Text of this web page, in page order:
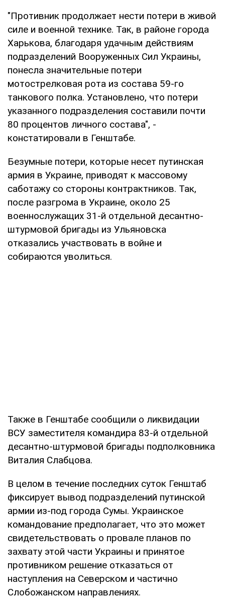
"Противник продолжает нести потери в живой
силе и военной технике. Так, в районе города
Харькова, благодаря удачным действиям
подразделений Вооруженных Сил Украины,
понесла значительные потери
мотострелковая рота из состава 59-го
танкового полка. Установлено, что потери
указанного подразделения составили почти
80 процентов личного состава", -
констатировали в Генштабе.
Безумные потери, которые несет путинская
армия в Украине, приводят к массовому
саботажу со стороны контрактников. Так,
после разгрома в Украине, около 25
военнослужащих 31-й отдельной десантно-
штурмовой бригады из Ульяновска
отказались участвовать в войне и
собираются уволиться.
Также в Генштабе сообщили о ликвидации
ВСУ заместителя командира 83-й отдельной
десантно-штурмовой бригады подполковника
Виталия Слабцова.
В целом в течение последних суток Генштаб
фиксирует вывод подразделений путинской
армии из-под города Сумы. Украинское
командование предполагает, что это может
свидетельствовать о провале планов по
захвату этой части Украины и принятое
противником решение отказаться от
наступления на Северском и частично
Слобожанском направлениях.